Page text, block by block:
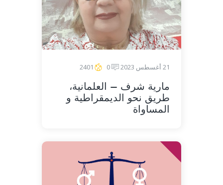
21 أغسطس 2023 0
2401
مارية شرف – العلمانية،
طريق نحو الديمقراطية و
المساواة